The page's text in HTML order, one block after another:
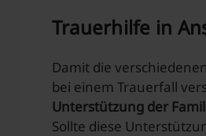
Trauerhilfe in
Damit die verschiedenen
bei einem Trauerfall
Unterstützung der
Sollte diese